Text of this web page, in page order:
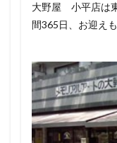
大野屋 小平店は
間365日、お迎え